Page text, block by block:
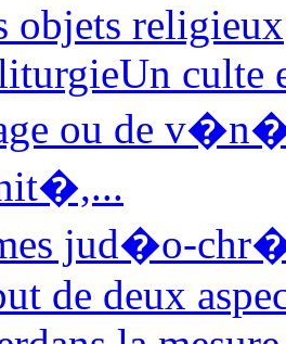
objets religieux
Un culte
ou de
jud�o-
de deux